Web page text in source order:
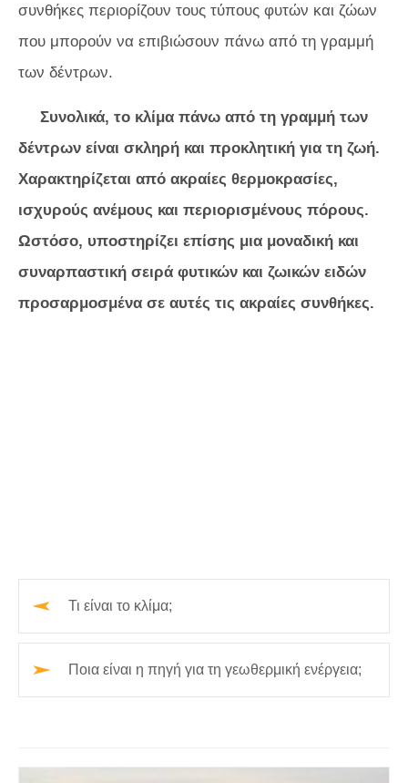
συνθήκες περιορίζουν τους τύπους φυτών και ζώων
που μπορούν να επιβιώσουν πάνω από τη γραμμή
των δέντρων.
Συνολικά, το κλίμα πάνω από τη γραμμή των
δέντρων είναι σκληρή και προκλητική για τη ζωή.
Χαρακτηρίζεται από ακραίες θερμοκρασίες,
ισχυρούς ανέμους και περιορισμένους πόρους.
Ωστόσο, υποστηρίζει επίσης μια μοναδική και
συναρπαστική σειρά φυτικών και ζωικών ειδών
προσαρμοσμένα σε αυτές τις ακραίες συνθήκες.
Τι είναι το κλίμα;
Ποια είναι η πηγή για τη γεωθερμική ενέργεια;